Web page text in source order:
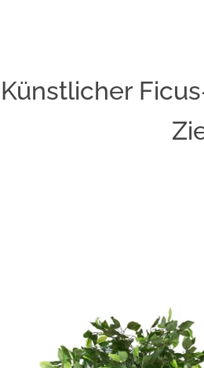
Künstlicher